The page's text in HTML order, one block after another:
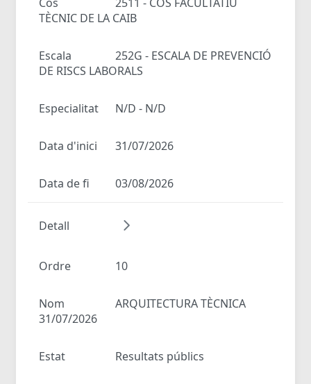
TÈCNIC DE LA CAIB
Escala
252G - ESCALA DE PREVENCIÓ
DE RISCS LABORALS
Especialitat N/D - N/D
Data d'inici 31/07/2026
Data de fi 03/08/2026
Detall
Ordre 10
Nom
ARQUITECTURA TÈCNICA
31/07/2026
Estat Resultats públics